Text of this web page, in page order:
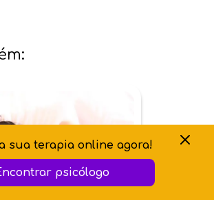
sua terapia online agora!
psicólogo